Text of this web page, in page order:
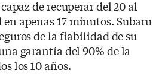
de recuperar del 20 al
apenas 17 minutos. Subaru
de la fiabilidad de su
garantía del 90% de la
los 10 años.